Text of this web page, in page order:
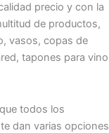
precio y con la
de productos,
vasos, copas de
tapones para vino
todos los
dan varias opciones